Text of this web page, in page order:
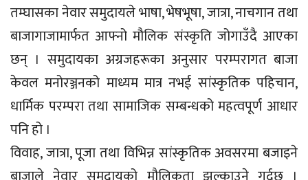
तम्घासका नेवार समुदायले भाषा, भेषभूषा, जात्रा, नाचगान तथा
बाजागाजामार्फत आफ्नो मौलिक संस्कृति जोगाउँदै आएका
छन् । समुदायका अग्रजहरूका अनुसार परम्परागत बाजा
केवल मनोरञ्जनको माध्यम मात्र नभई सांस्कृतिक पहिचान,
धार्मिक परम्परा तथा सामाजिक सम्बन्धको महत्वपूर्ण आधार
पनि हो ।
विवाह, जात्रा, पूजा तथा विभिन्न सांस्कृतिक अवसरमा बजाइने